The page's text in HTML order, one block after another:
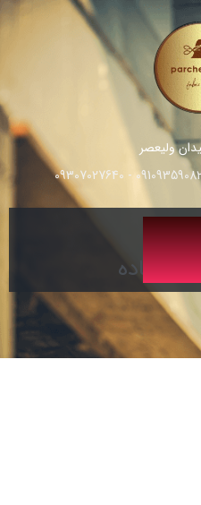
ولیعصر
ساده